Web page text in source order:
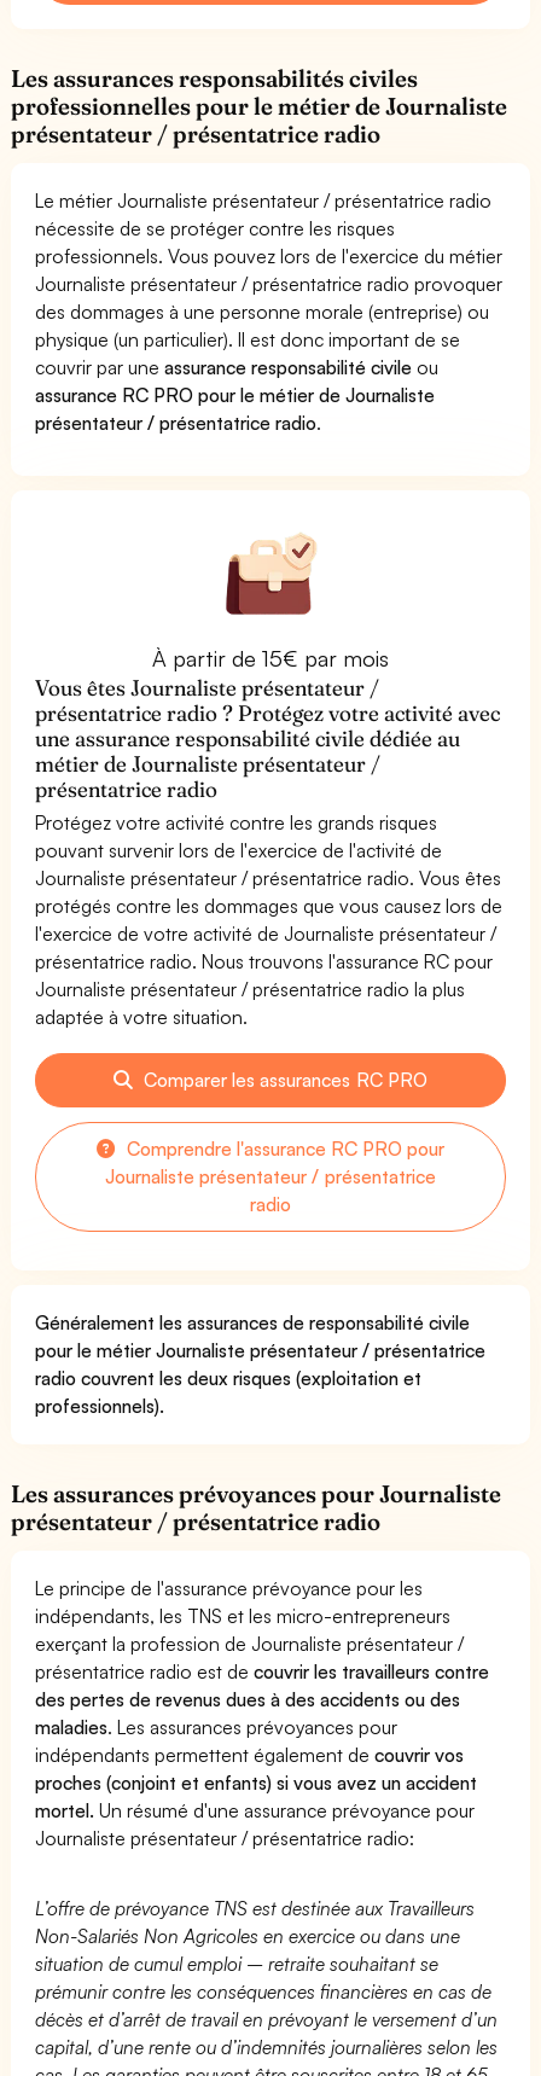
Les assurances responsabilités civiles
professionnelles pour le métier de Journaliste
présentateur / présentatrice radio
Le métier Journaliste présentateur / présentatrice radio
nécessite de se protéger contre les risques
professionnels. Vous pouvez lors de l'exercice du métier
Journaliste présentateur / présentatrice radio provoquer
des dommages à une personne morale (entreprise) ou
physique (un particulier). Il est donc important de se
couvrir par uneassurance responsabilité civile ou
assurance RC PRO pour le métier de Journaliste
présentateur / présentatrice radio.
À partir de 15€ par mois
Vous êtes Journaliste présentateur /
présentatrice radio ? Protégez votre activité avec
une assurance responsabilité civile dédiée au
métier de Journaliste présentateur /
présentatrice radio
Protégez votre activité contre les grands risques
pouvant survenir lors de l'exercice de l'activité de
Journaliste présentateur / présentatrice radio. Vous êtes
protégés contre les dommages que vous causez lors de
l'exercice de votre activité de Journaliste présentateur /
présentatrice radio. Nous trouvons l'assurance RC pour
Journaliste présentateur / présentatrice radio la plus
adaptée à votre situation.
Comparer les assurances RC PRO
Comprendre l'assurance RC PRO pour
Journaliste présentateur / présentatrice
radio
Généralement les assurances de responsabilité civile
pour le métier Journaliste présentateur / présentatrice
radio couvrent les deux risques (exploitation et
professionnels).
Les assurances prévoyances pour Journaliste
présentateur / présentatrice radio
Le principe de l'assurance prévoyance pour les
indépendants, les TNS et les micro-entrepreneurs
exerçant la profession de Journaliste présentateur /
présentatrice radio est decouvrir les travailleurs contre
des pertes de revenus dues à des accidents ou des
maladies. Les assurances prévoyances pour
indépendants permettent également decouvrir vos
proches (conjoint et enfants) si vous avez un accident
mortel. Un résumé d'une assurance prévoyance pour
Journaliste présentateur / présentatrice radio:
L’offre de prévoyance TNS est destinée aux Travailleurs
Non-Salariés Non Agricoles en exercice ou dans une
situation de cumul emploi – retraite souhaitant se
prémunir contre les conséquences financières en cas de
décès et d’arrêt de travail en prévoyant le versement d’un
capital, d’une rente ou d’indemnités journalières selon les